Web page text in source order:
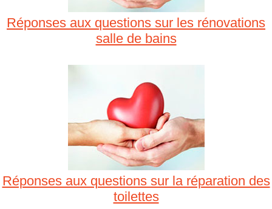
Réponses aux questions sur les rénovations
salle de bains
Réponses aux questions sur la réparation des
toilettes